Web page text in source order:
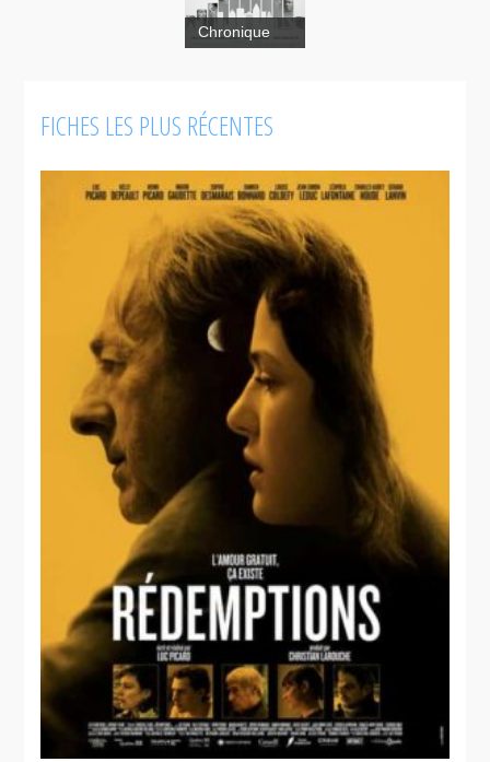
Chronique
FICHES LES PLUS RÉCENTES